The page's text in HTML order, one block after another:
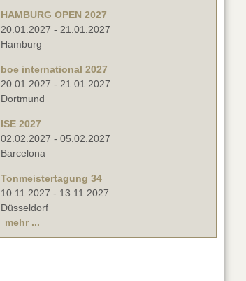
HAMBURG OPEN 2027
20.01.2027 - 21.01.2027
Hamburg
boe international 2027
20.01.2027 - 21.01.2027
Dortmund
ISE 2027
02.02.2027 - 05.02.2027
Barcelona
Tonmeistertagung 34
10.11.2027 - 13.11.2027
Düsseldorf
mehr ...